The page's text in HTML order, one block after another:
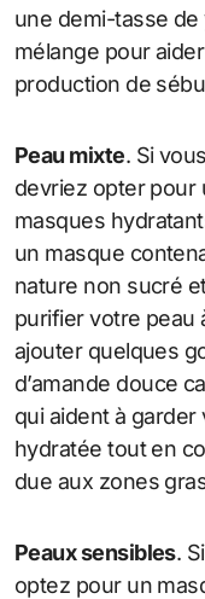
une demi-tasse
mélange pour
production de
Peau mixte. Si
devriez opter pour
masques
un masque
nature non sucré
purifier votre peau
ajouter quelques
d’amande douce
qui aident à
hydratée tout en
due aux zones
Peaux sensibles.
optez pour un